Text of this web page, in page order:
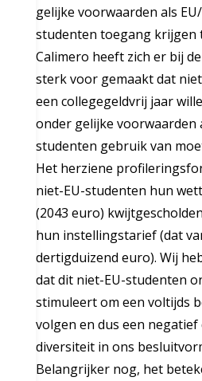
gelijke voorwaarden als
studenten toegang krijgen
Calimero heeft zich er bij
sterk voor gemaakt dat
een collegegeldvrij jaar
onder gelijke voorwaarden
studenten gebruik van
Het herziene
niet-EU-studenten hun
(2043 euro)
hun instellingstarief (dat
dertigduizend euro). Wij
dat dit niet-EU-studenten
stimuleert om een voltijds
volgen en dus een
diversiteit in ons
Belangrijker nog, het